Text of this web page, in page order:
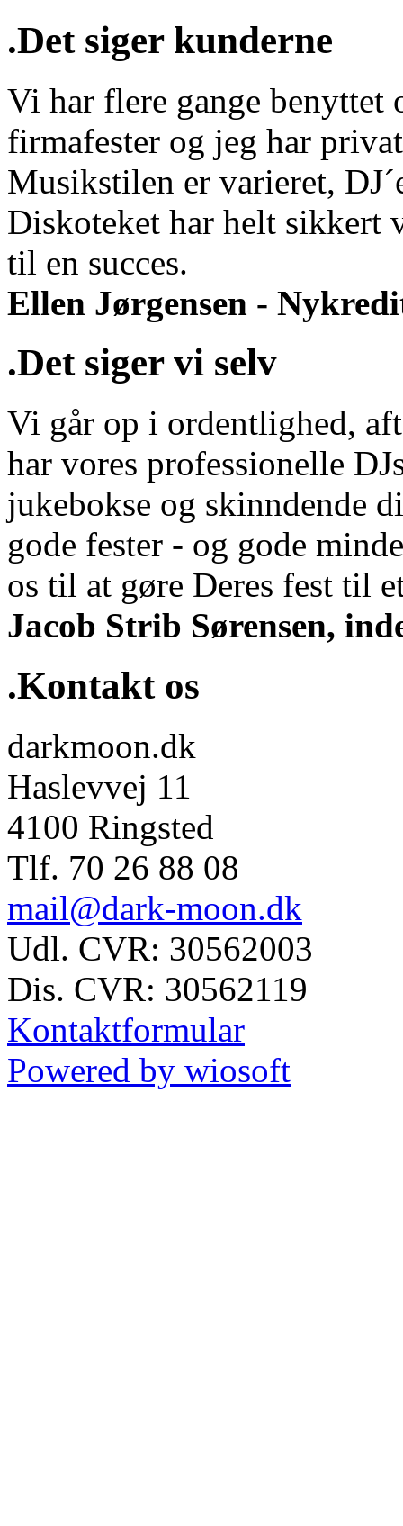
.Det siger kunderne
Vi har flere gange benyttet
firmafester og jeg har
Musikstilen er varieret,
Diskoteket har helt sikkert
til en succes.
Ellen Jørgensen -
.Det siger vi selv
Vi går op i ordentlighed,
har vores professionelle
jukebokse og skinndende
gode fester - og gode
os til at gøre Deres fest til
Jacob Strib Sørensen,
.Kontakt os
darkmoon.dk
Haslevvej 11
4100 Ringsted
Tlf. 70 26 88 08
mail@dark-moon.dk
Udl. CVR: 30562003
Dis. CVR: 30562119
Kontaktformular
Powered by wiosoft